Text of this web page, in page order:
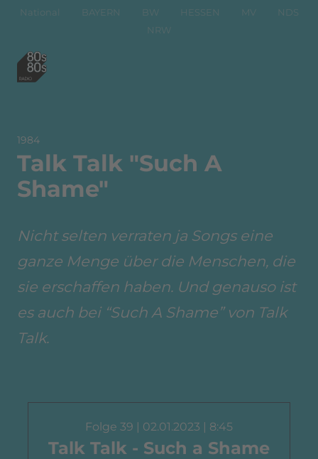
National BAYERN BW HESSEN MV
NDS
NRW
1984
Talk Talk ‎"Such A
Shame"
Nicht selten verraten ja Songs eine
ganze Menge über die Menschen, die
sie erschaffen haben. Und genauso ist
es auch bei “Such A Shame” von Talk
Talk.
Folge 39 | 02.01.2023 | 8:45
Talk Talk - Such a Shame